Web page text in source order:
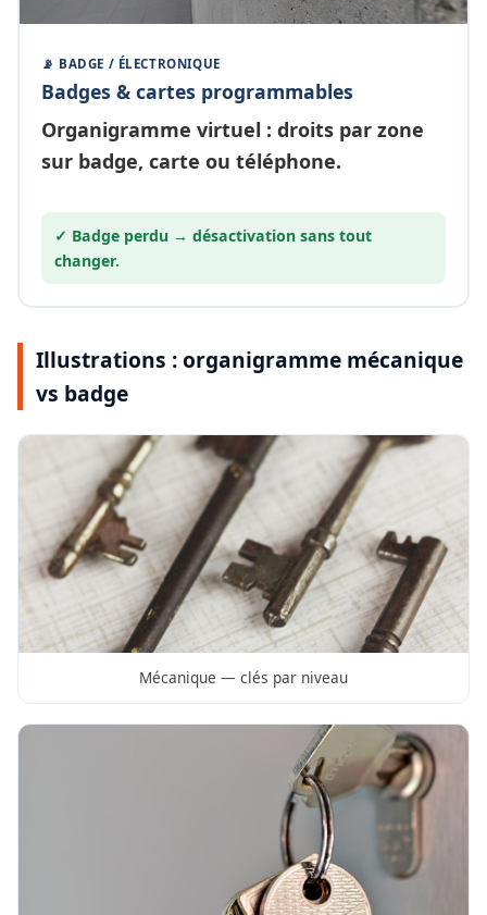
📡 BADGE / ÉLECTRONIQUE
Badges & cartes programmables
Organigramme virtuel : droits par zone
sur badge, carte ou téléphone.
✓ Badge perdu → désactivation sans tout
changer.
Illustrations : organigramme mécanique
vs badge
Mécanique — clés par niveau